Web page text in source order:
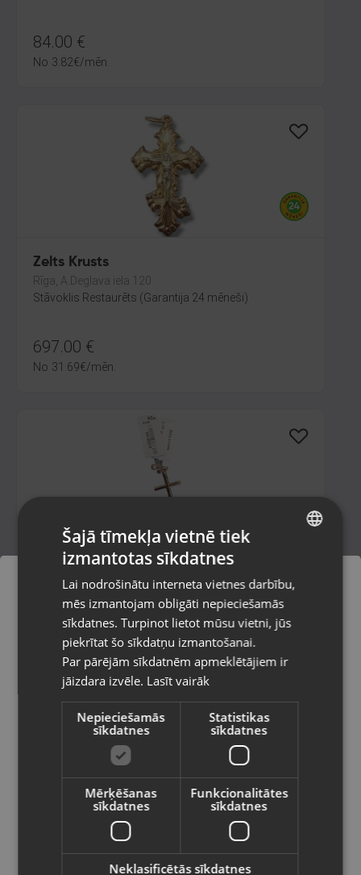
84.00 €
No 3.82€/mēn.
Zelts Krusts
Rīga, A.Deglava iela 120
Stāvoklis Restaurēts (Garantija 24 mēneši)
697.00 €
No 31.69€/mēn.
Zelts Krusts
Cēsis,Raunas iela 13
Stāvoklis Restaurēts (Garantija 24 mēneši)
102.00€
/mēn.
Pasūtījumi tiks piegādāti uz
izvēlēto valsti
Vietnes saturs būs attēlots izvēlētajā
valodā
Valsts
Latviešu / Latvian
RUSSIAN
Šajā tīmekļa vietnē tiek
izmantotas sīkdatnes
Lai nodrošinātu interneta vietnes darbību,
mēs izmantojam obligāti nepieciešamās
sīkdatnes. Turpinot lietot mūsu vietni, jūs
piekrītat šo sīkdatņu izmantošanai.
Par pārējām sīkdatnēm apmeklētājiem ir
jāizdara izvēle. Lasīt vairāk
Nepieciešamās
sīkdatnes
Statistikas
sīkdatnes
Mērķēšanas
sīkdatnes
Funkcionalitātes
sīkdatnes
Neklasificētās sīkdatnes